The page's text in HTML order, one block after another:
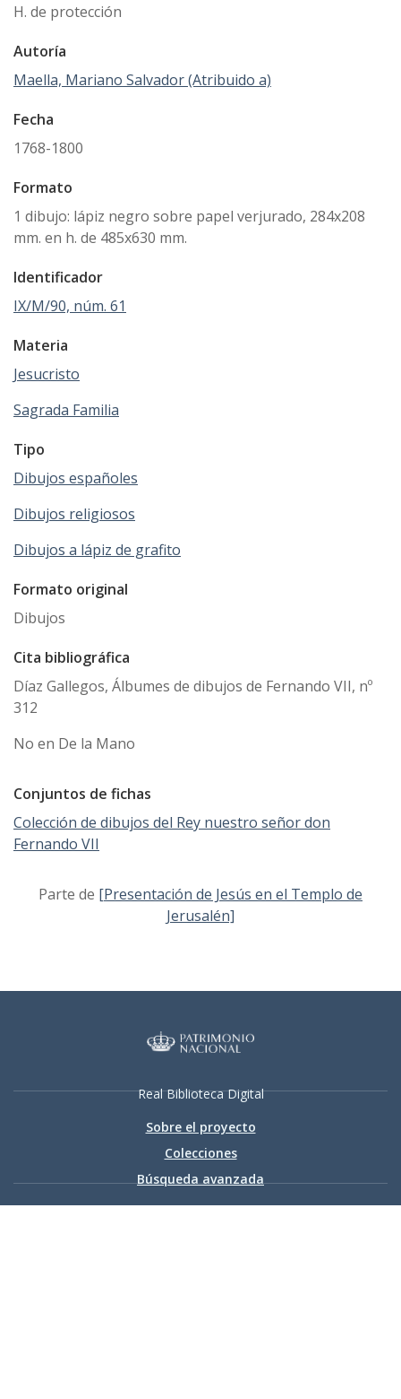
H. de protección
Autoría
Maella, Mariano Salvador (Atribuido a)
Fecha
1768-1800
Formato
1 dibujo: lápiz negro sobre papel verjurado, 284x208
mm. en h. de 485x630 mm.
Identificador
IX/M/90, núm. 61
Materia
Jesucristo
Sagrada Familia
Tipo
Dibujos españoles
Dibujos religiosos
Dibujos a lápiz de grafito
Formato original
Dibujos
Cita bibliográfica
Díaz Gallegos, Álbumes de dibujos de Fernando VII, nº
312
No en De la Mano
Conjuntos de fichas
Colección de dibujos del Rey nuestro señor don
Fernando VII
Parte de [Presentación de Jesús en el Templo de
Jerusalén]
Real Biblioteca Digital
Sobre el proyecto
Colecciones
Búsqueda avanzada